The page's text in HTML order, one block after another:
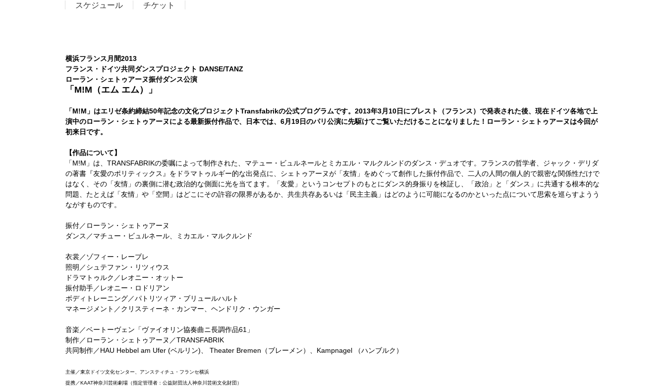
スケジュール チケット
横浜フランス月間2013
フランス・ドイツ共同ダンスプロジェクト DANSE/TANZ
ローラン・シェトゥアーヌ振付ダンス公演
「M!M（エム エム）」
「M!M」はエリゼ条約締結50年記念の文化プロジェクトTransfabrikの公式プログラムです。2013年3月10日にブレスト（フランス）で発表された後、現在ドイツ各地で上
演中のローラン・シェトゥアーヌによる最新振付作品で、日本では、6月19日のパリ公演に先駆けてご覧いただけることになりました！ローラン・シェトゥアーヌは今回が
初来日です。
【作品について】
「M!M」は、TRANSFABRIKの委嘱によって制作された、マテュー・ビュルネールとミカエル・マルクルンドのダンス・デュオです。フランスの哲学者、ジャック・デリダ
の著書『友愛のポリティックス』をドラマトゥルギー的な出発点に、シェトゥアーヌが「友情」をめぐって創作した振付作品で、二人の人間の個人的で親密な関係性だけで
はなく、その「友情」の裏側に潜む政治的な側面に光を当てます。「友愛」というコンセプトのもとにダンス的身振りを検証し、「政治」と「ダンス」に共通する根本的な
問題、たとえば「友情」や「空間」はどこにその許容の限界があるか、共生共存あるいは「民主主義」はどのように可能になるのかといった点について思索を巡らすようう
ながすものです。
振付／ローラン・シェトゥアーヌ
ダンス／マチュー・ビュルネール、ミカエル・マルクルンド
衣裳／ゾフィー・レーブレ
照明／シュテファン・リツィウス
ドラマトゥルク／レオニー・オットー
振付助手／レオニー・ロドリアン
ボディトレーニング／パトリツィア・ブリュールハルト
マネージメント／クリスティーネ・カンマー、ヘンドリク・ウンガー
音楽／ベートーヴェン「ヴァイオリン協奏曲ニ長調作品61」
制作／ローラン・シェトゥアーヌ／TRANSFABRIK
共同制作／HAU Hebbel am Ufer (ベルリン)、 Theater Bremen（ブレーメン）、Kampnagel （ハンブルク）
主催／東京ドイツ文化センター、アンスティチュ・フランセ横浜
提携／KAAT神奈川芸術劇場（指定管理者：公益財団法人神奈川芸術文化財団）